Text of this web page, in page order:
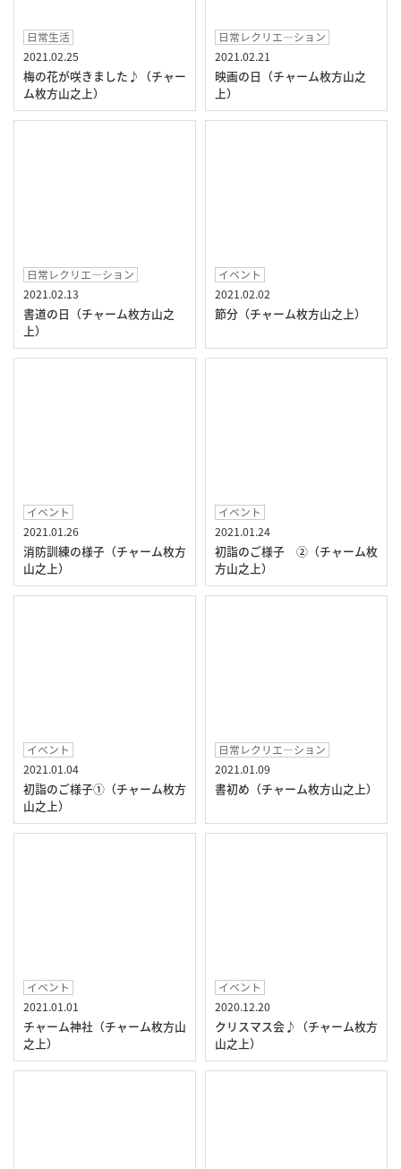
日常生活
2021.02.25
梅の花が咲きました♪（チャー
ム枚方山之上）
日常レクリエ―ション
2021.02.21
映画の日（チャーム枚方山之
上）
日常レクリエ―ション
2021.02.13
書道の日（チャーム枚方山之
上）
イベント
2021.02.02
節分（チャーム枚方山之上）
イベント
2021.01.26
消防訓練の様子（チャーム枚方
山之上）
イベント
2021.01.24
初詣のご様子 ②（チャーム枚
方山之上）
イベント
2021.01.04
初詣のご様子①（チャーム枚方
山之上）
日常レクリエ―ション
2021.01.09
書初め（チャーム枚方山之上）
イベント
2021.01.01
チャーム神社（チャーム枚方山
之上）
イベント
2020.12.20
クリスマス会♪（チャーム枚方
山之上）